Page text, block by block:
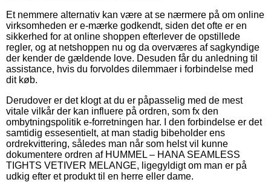
Et nemmere alternativ kan være at se nærmere på om online
virksomheden er e-mærke godkendt, siden det ofte er en
sikkerhed for at online shoppen efterlever de opstillede
regler, og at netshoppen nu og da overværes af sagkyndige
der kender de gældende love. Desuden får du anledning til
assistance, hvis du forvoldes dilemmaer i forbindelse med
dit køb.
Derudover er det klogt at du er påpasselig med de mest
vitale vilkår der kan influere på ordren, som fx den
ombytningspolitik e-forretningen har. I den forbindelse er det
samtidig essesentielt, at man stadig bibeholder ens
ordrekvittering, således man når som helst vil kunne
dokumentere ordren af HUMMEL – HANA SEAMLESS
TIGHTS VETIVER MELANGE, ligegyldigt om man er på
udkig efter et produkt til en herre eller dame.